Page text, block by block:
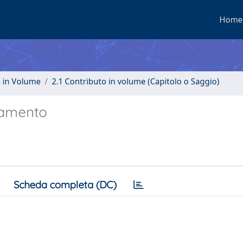
Home
Volume 2.1 Contributo in volume (Capitolo o Saggio)
Scheda completa (DC)